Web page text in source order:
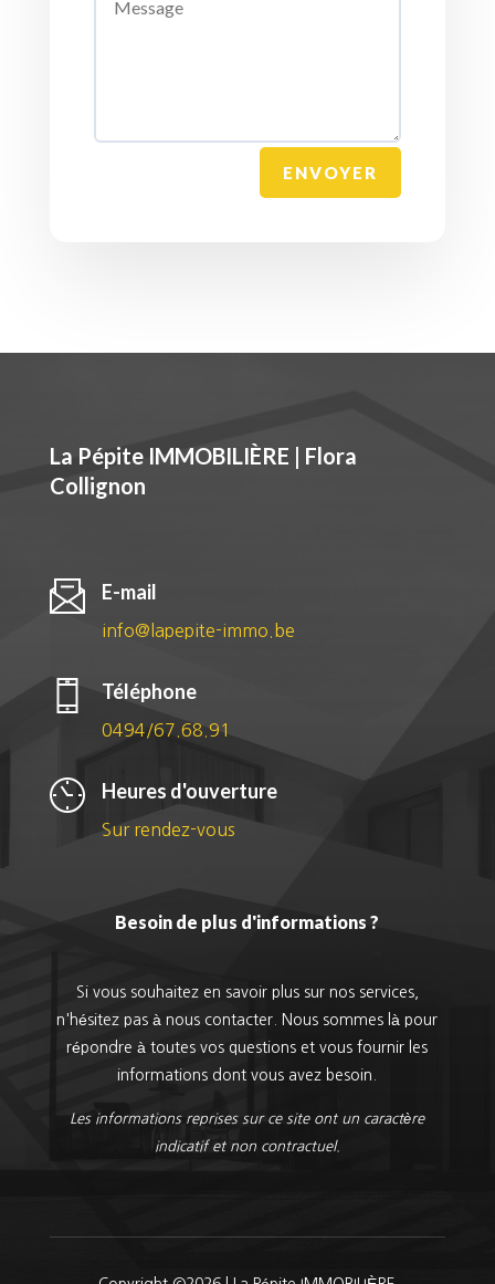
ENVOYER
La Pépite IMMOBILIÈRE | Flora
Collignon
E-mail
info@lapepite-immo.be
Téléphone
0494/67.68.91
Heures d'ouverture
Sur rendez-vous
Besoin de plus d'informations ?
Si vous souhaitez en savoir plus sur nos services,
n'hésitez pas à nous contacter. Nous sommes là pour
répondre à toutes vos questions et vous fournir les
informations dont vous avez besoin.
Les informations reprises sur ce site ont un caractère
indicatif et non contractuel.